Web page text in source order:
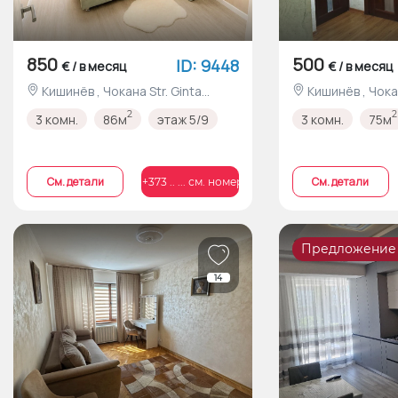
850 € / в месяц ID: 9448
3 комн. 86м2 этаж 5/9
Cм. детали +373 .. ... см. номер
500 € / в месяц
3 комн. 75м2
Cм. детали
14
Предложение